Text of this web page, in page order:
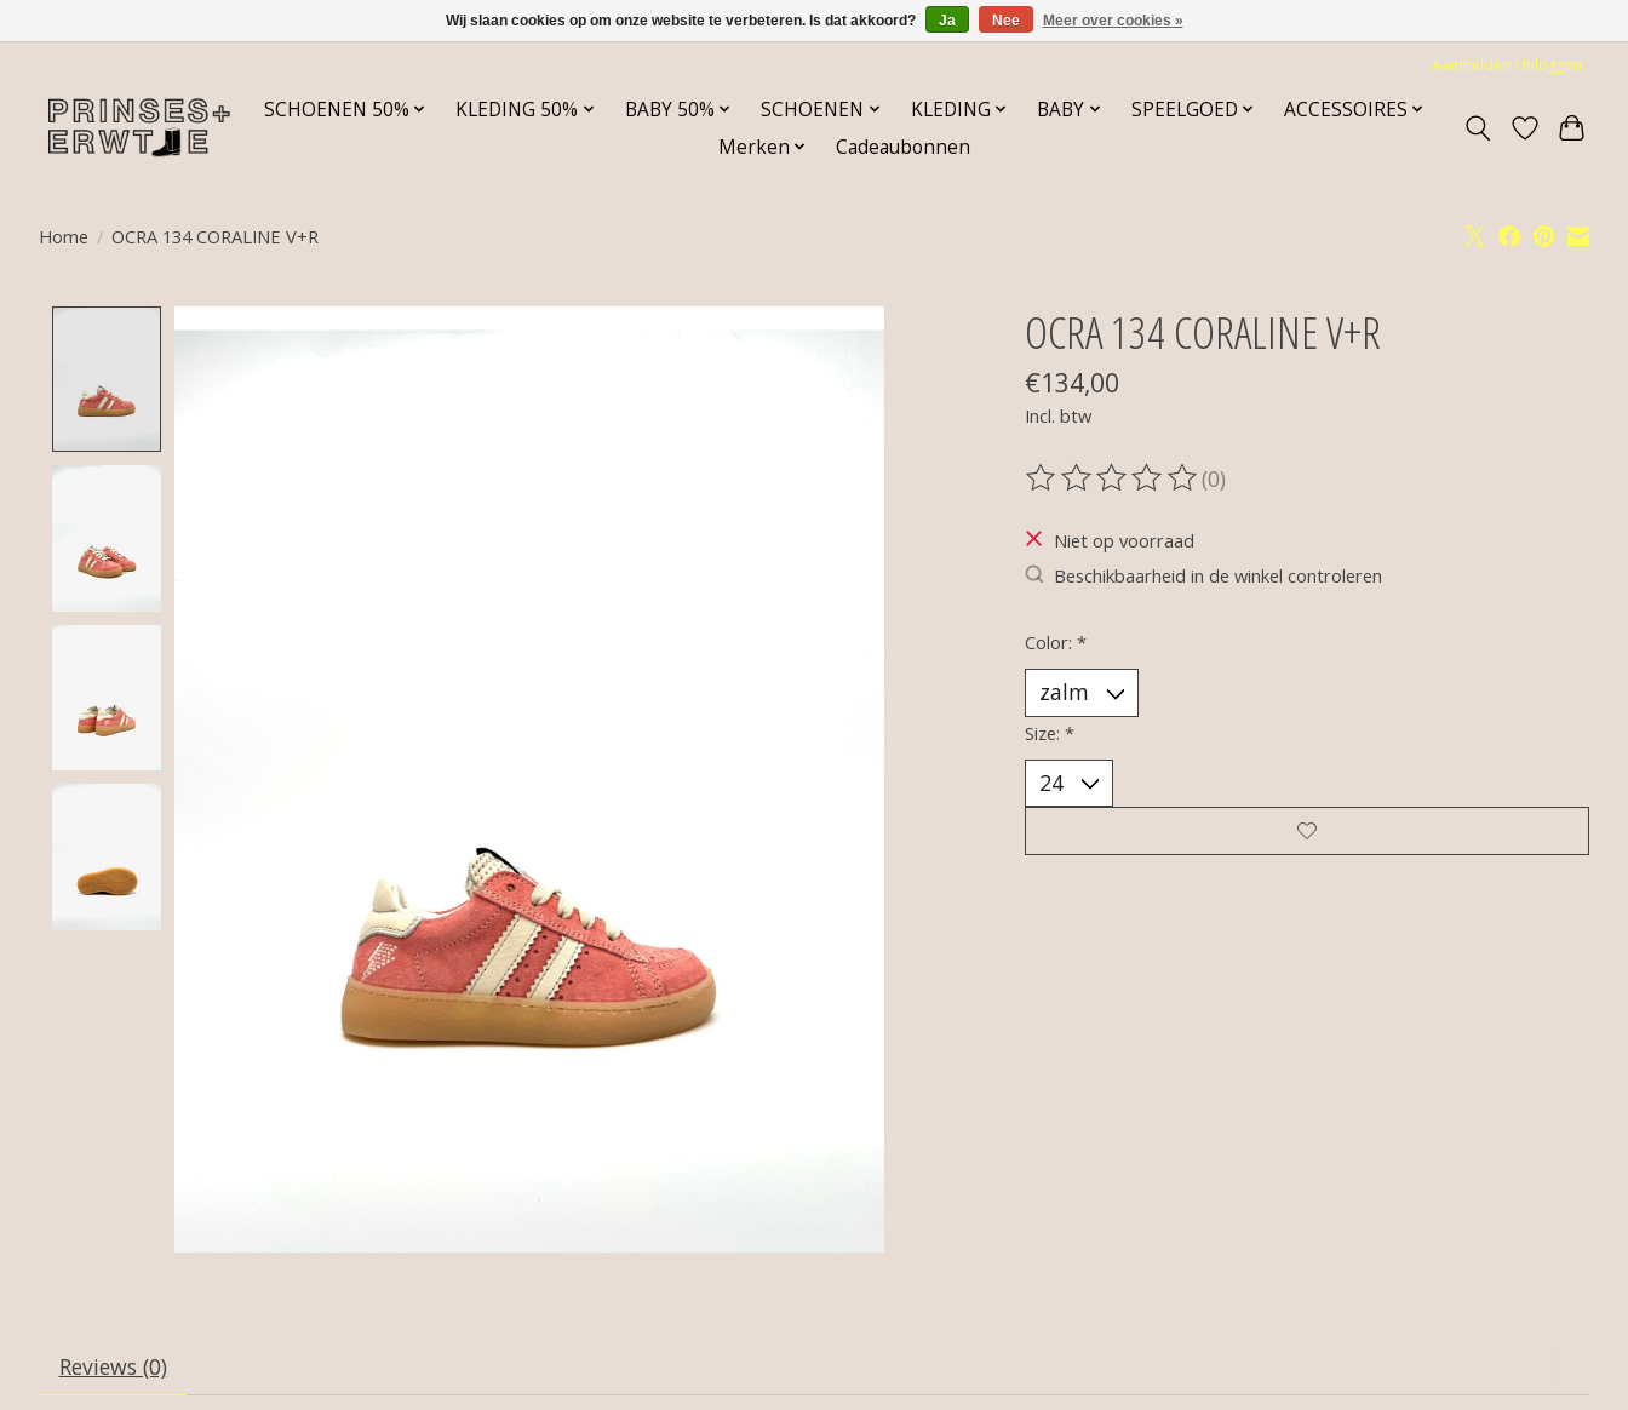
Aanmelden / Inloggen
SCHOENEN 50% KLEDING 50% BABY 50% SCHOENEN KLEDING BABY SPEELGOED
ACCESSOIRES
Merken
Cadeaubonnen
Home / OCRA 134 CORALINE V+R
OCRA 134 CORALINE V+R
€134,00
Incl. btw
De beoordeling van dit product is
(0)
Niet op voorraad
Beschikbaarheid in de winkel controleren
Color: *
Size: *
Reviews (0)
Wij slaan cookies op om onze website te verbeteren. Is dat akkoord? Ja Nee Meer over cookies »